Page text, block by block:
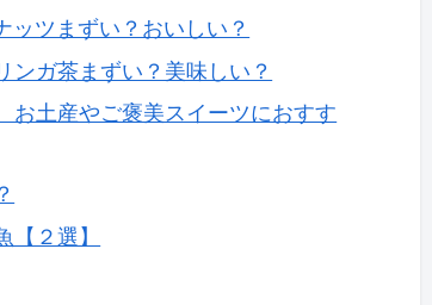
ツまずい？おいしい？
ンガ茶まずい？美味しい？
土産やご褒美スイーツにおすす
２選】